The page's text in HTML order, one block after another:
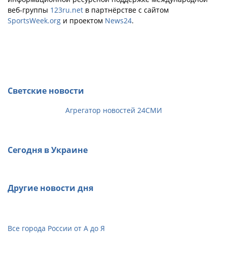
веб-группы 123ru.net в партнёрстве с сайтом
SportsWeek.org и проектом News24.
Светские новости
Агрегатор новостей 24СМИ
Сегодня в Украине
Другие новости дня
Все города России от А до Я